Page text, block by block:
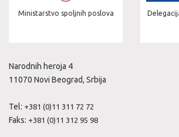
Ministarstvo spoljnih poslova
Narodnih heroja 4
11070 Novi Beograd, Srbija
Tel: +381 (0)11 311 72 72
Faks: +381 (0)11 312 95 98